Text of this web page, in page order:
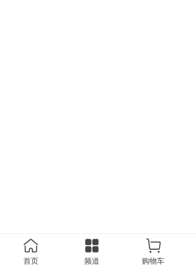
首页 频道 购物车